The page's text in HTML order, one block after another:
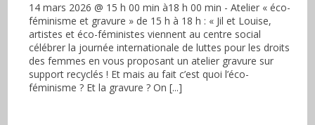
14 mars 2026 @ 15 h 00 min à18 h 00 min - Atelier « éco-
féminisme et gravure » de 15 h à 18 h : « Jil et Louise,
artistes et éco-féministes viennent au centre social
célébrer la journée internationale de luttes pour les droits
des femmes en vous proposant un atelier gravure sur
support recyclés ! Et mais au fait c’est quoi l’éco-
féminisme ? Et la gravure ? On [...]